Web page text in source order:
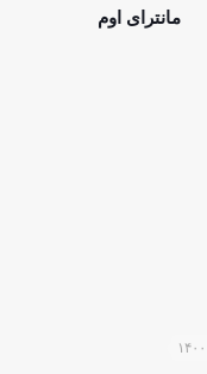
مانترای اوم